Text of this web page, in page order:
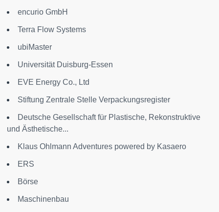
encurio GmbH
Terra Flow Systems
ubiMaster
Universität Duisburg-Essen
EVE Energy Co., Ltd
Stiftung Zentrale Stelle Verpackungsregister
Deutsche Gesellschaft für Plastische, Rekonstruktive
und Ästhetische...
Klaus Ohlmann Adventures powered by Kasaero
ERS
Börse
Maschinenbau